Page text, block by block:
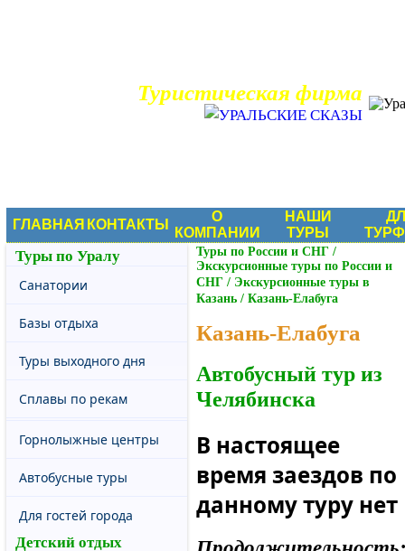
Туристическая фирма
ГЛАВНАЯ КОНТАКТЫ
О
КОМПАНИИ
НАШИ
ТУРЫ
Туры по Уралу
Санатории
Базы отдыха
Туры выходного дня
Сплавы по рекам
Горнолыжные центры
Автобусные туры
Для гостей города
Детский отдых
Туры по России и СНГ /
Экскурсионные туры по России и
СНГ / Экскурсионные туры в
Казань / Казань-Елабуга
Казань-Елабуга
Автобусный тур из
Челябинска
В настоящее
время заездов по
данному туру нет